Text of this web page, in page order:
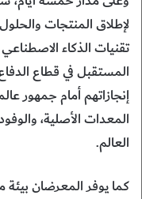
لإطلاق المنتجات
تقنيات الذكاء
المستقبل في قطاع
إنجازاتهم أمام جمهور
المعدات الأصلية،
العالم.
كما يوفر المعرضان بيئة